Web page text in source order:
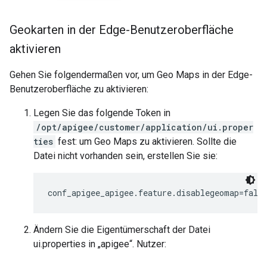
Geokarten in der Edge-Benutzeroberfläche
aktivieren
Gehen Sie folgendermaßen vor, um Geo Maps in der Edge-
Benutzeroberfläche zu aktivieren:
Legen Sie das folgende Token in
/opt/apigee/customer/application/ui.proper
ties fest: um Geo Maps zu aktivieren. Sollte die
Datei nicht vorhanden sein, erstellen Sie sie:
conf_apigee_apigee.feature.disablegeomap=false
Ändern Sie die Eigentümerschaft der Datei
ui.properties in „apigee“. Nutzer: